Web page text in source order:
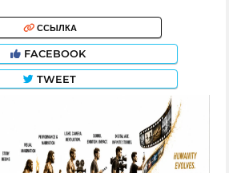
ССЫЛКА
FACEBOOK
TWEET